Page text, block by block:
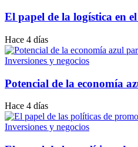
El papel de la logística en
Hace 4 días
Inversiones y negocios
Potencial de la economía
Hace 4 días
Inversiones y negocios